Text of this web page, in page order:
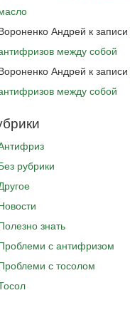
Андрей к записи
между собой
Андрей к записи
между собой
рубрики
знать
с антифризом
с тосолом